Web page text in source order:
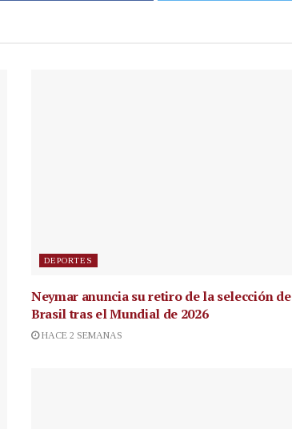
DEPORTES
Neymar anuncia su retiro de la selección de
Brasil tras el Mundial de 2026
HACE 2 SEMANAS